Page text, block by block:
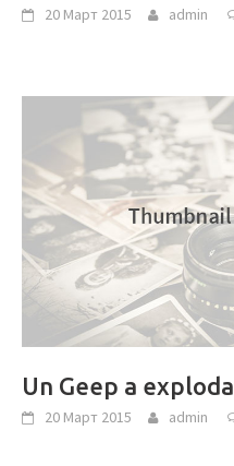
20 Март 2015 admin
Un Geep a
20 Март 2015 admin